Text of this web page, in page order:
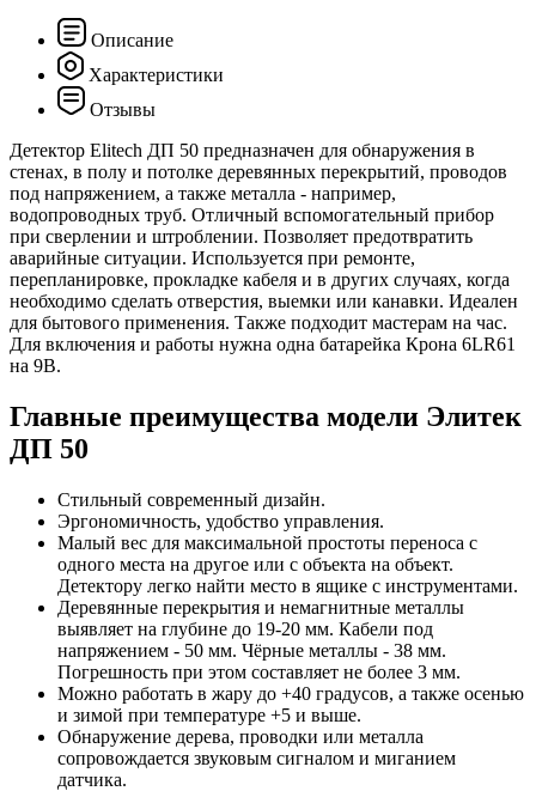
Описание
Характеристики
Отзывы
Детектор Elitech ДП 50 предназначен для обнаружения в
стенах, в полу и потолке деревянных перекрытий, проводов
под напряжением, а также металла - например,
водопроводных труб. Отличный вспомогательный прибор
при сверлении и штроблении. Позволяет предотвратить
аварийные ситуации. Используется при ремонте,
перепланировке, прокладке кабеля и в других случаях, когда
необходимо сделать отверстия, выемки или канавки. Идеален
для бытового применения. Также подходит мастерам на час.
Для включения и работы нужна одна батарейка Крона 6LR61
на 9В.
Главные преимущества модели Элитек
ДП 50
Стильный современный дизайн.
Эргономичность, удобство управления.
Малый вес для максимальной простоты переноса с
одного места на другое или с объекта на объект.
Детектору легко найти место в ящике с инструментами.
Деревянные перекрытия и немагнитные металлы
выявляет на глубине до 19-20 мм. Кабели под
напряжением - 50 мм. Чёрные металлы - 38 мм.
Погрешность при этом составляет не более 3 мм.
Можно работать в жару до +40 градусов, а также осенью
и зимой при температуре +5 и выше.
Обнаружение дерева, проводки или металла
сопровождается звуковым сигналом и миганием
датчика.